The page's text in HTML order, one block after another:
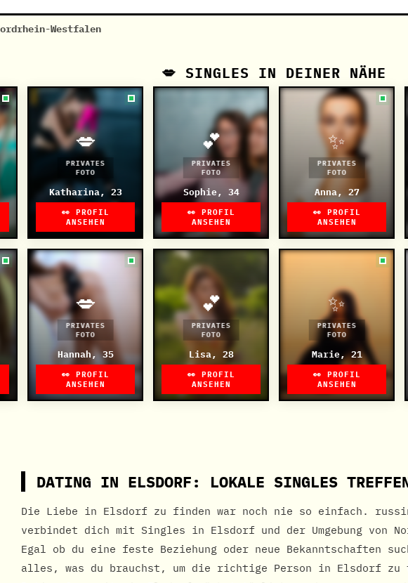
Westfalen
💋 SINGLES IN DEINER NÄHE
💋
PRIVATES
FOTO
Katharina, 23
👀 PROFIL
ANSEHEN
💕
PRIVATES
FOTO
Sophie, 34
👀 PROFIL
ANSEHEN
✨
PRIVATES
FOTO
Anna, 27
👀 PROFIL
ANSEHEN
💋
PRIVATES
FOTO
Hannah, 35
👀 PROFIL
ANSEHEN
💕
PRIVATES
FOTO
Lisa, 28
👀 PROFIL
ANSEHEN
✨
PRIVATES
FOTO
Marie, 21
👀 PROFIL
ANSEHEN
DATING IN ELSDORF: LOKALE SINGLES
Die Liebe in Elsdorf zu finden war noch nie so einfach.
verbindet dich mit Singles in Elsdorf und der Umgebung von
Egal ob du eine feste Beziehung oder neue Bekanntschaften
alles, was du brauchst, um die richtige Person in Elsdorf